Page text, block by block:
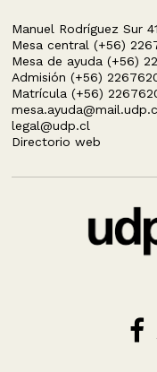
Manuel Rodríguez Sur
Mesa central (+56)
Mesa de ayuda (+56)
Admisión (+56)
Matrícula (+56)
legal@udp.cl
Directorio web